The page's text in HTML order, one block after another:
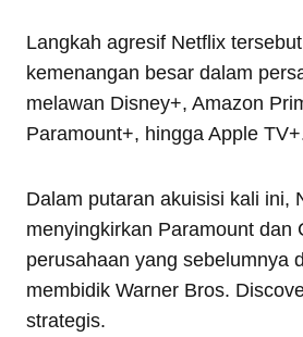
Langkah agresif Netflix
kemenangan besar dalam
melawan Disney+, Amazon
Paramount+, hingga Apple
Dalam putaran akuisisi kali ini,
menyingkirkan Paramount dan
perusahaan yang sebelumnya
membidik Warner Bros.
strategis.